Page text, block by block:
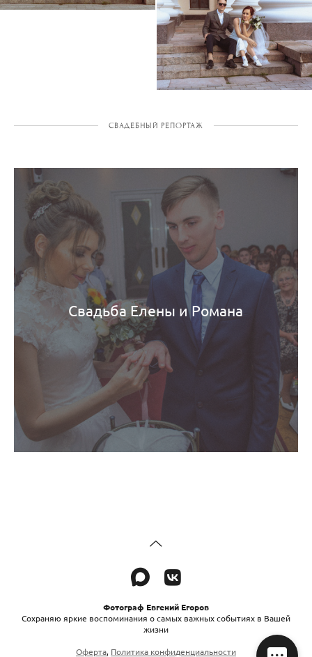
СВАДЕБНЫЙ РЕПОРТАЖ
Свадьба Елены и Романа
Фотограф Евгений Егоров
Сохраняю яркие воспоминания о самых важных событиях в Вашей
жизни
Оферта, Политика конфиденциальности